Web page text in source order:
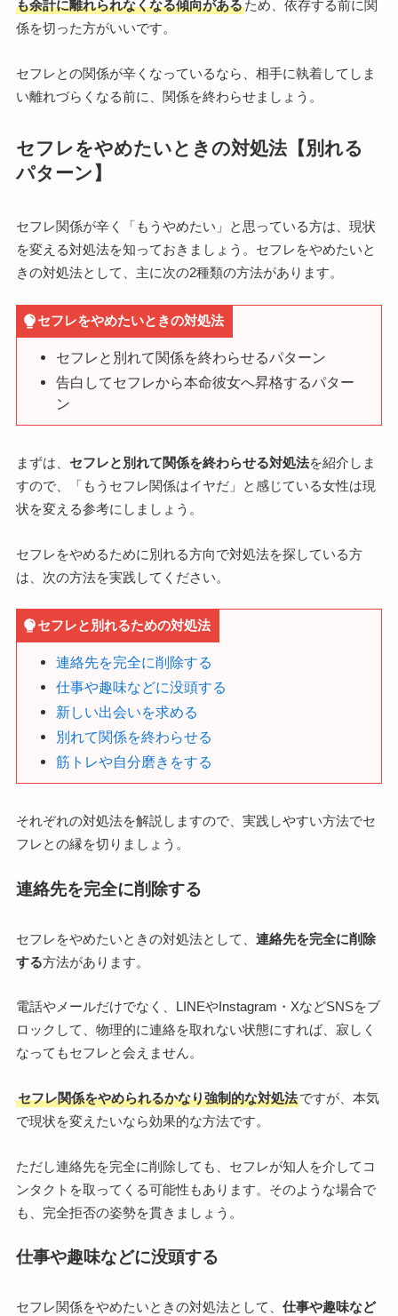
も余計に離れられなくなる傾向があるため、依存する前に関
係を切った方がいいです。
セフレとの関係が辛くなっているなら、相手に執着してしま
い離れづらくなる前に、関係を終わらせましょう。
セフレをやめたいときの対処法【別れる
パターン】
セフレ関係が辛く「もうやめたい」と思っている方は、現状
を変える対処法を知っておきましょう。セフレをやめたいと
きの対処法として、主に次の2種類の方法があります。
セフレをやめたいときの対処法
セフレと別れて関係を終わらせるパターン
告白してセフレから本命彼女へ昇格するパター
ン
まずは、 セフレと別れて関係を終わらせる対処法を紹介しま
すので、「もうセフレ関係はイヤだ」と感じている女性は現
状を変える参考にしましょう。
セフレをやめるために別れる方向で対処法を探している方
は、次の方法を実践してください。
セフレと別れるための対処法
連絡先を完全に削除する
仕事や趣味などに没頭する
新しい出会いを求める
別れて関係を終わらせる
筋トレや自分磨きをする
それぞれの対処法を解説しますので、実践しやすい方法でセ
フレとの縁を切りましょう。
連絡先を完全に削除する
セフレをやめたいときの対処法として、 連絡先を完全に削除
する方法があります。
電話やメールだけでなく、LINEやInstagram・XなどSNSをブ
ロックして、物理的に連絡を取れない状態にすれば、寂しく
なってもセフレと会えません。
セフレ関係をやめられるかなり強制的な対処法ですが、本気
で現状を変えたいなら効果的な方法です。
ただし連絡先を完全に削除しても、セフレが知人を介してコ
ンタクトを取ってくる可能性もあります。そのような場合で
も、完全拒否の姿勢を貫きましょう。
仕事や趣味などに没頭する
セフレ関係をやめたいときの対処法として、 仕事や趣味など